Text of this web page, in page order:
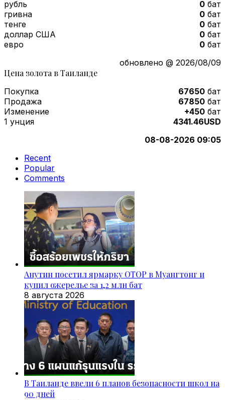
рубль 0 бат
гривна
0 бат
тенге
0 бат
доллар США
0 бат
евро
0 бат
обновлено @ 2026/08/09
Цена золота в Таиланде
Покупка 67650 бат
Продажа
67850 бат
Изменение
+450 бат
1 унция
4341.46USD
08-08-2026 09:05
Recent
Popular
Comments
Анутин посетил ярмарку OTOP в Муангтонг и
купил ожерелье за 1,2 млн бат
8 августа 2026
В Таиланде ввели 6 планов безопасности школ на
90 дней